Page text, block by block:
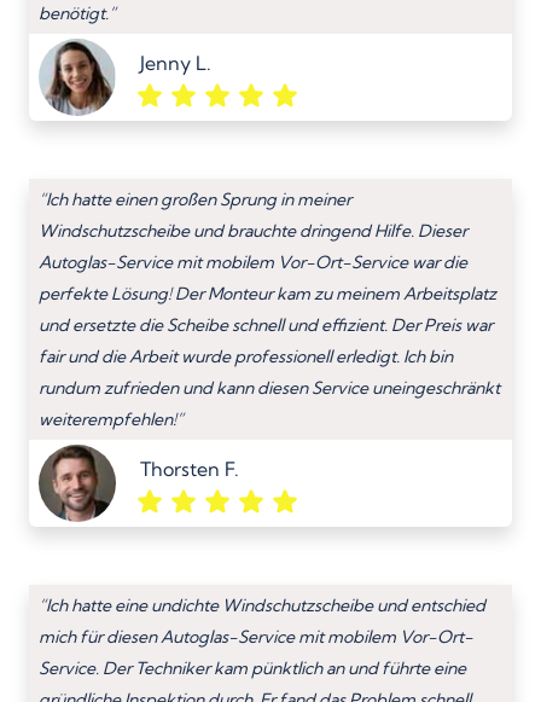
benötigt.”
Jenny L.
“Ich hatte einen großen Sprung in meiner
Windschutzscheibe und brauchte dringend Hilfe. Dieser
Autoglas-Service mit mobilem Vor-Ort-Service war die
perfekte Lösung! Der Monteur kam zu meinem Arbeitsplatz
und ersetzte die Scheibe schnell und effizient. Der Preis war
fair und die Arbeit wurde professionell erledigt. Ich bin
rundum zufrieden und kann diesen Service uneingeschränkt
weiterempfehlen!”
Thorsten F.
“Ich hatte eine undichte Windschutzscheibe und entschied
mich für diesen Autoglas-Service mit mobilem Vor-Ort-
Service. Der Techniker kam pünktlich an und führte eine